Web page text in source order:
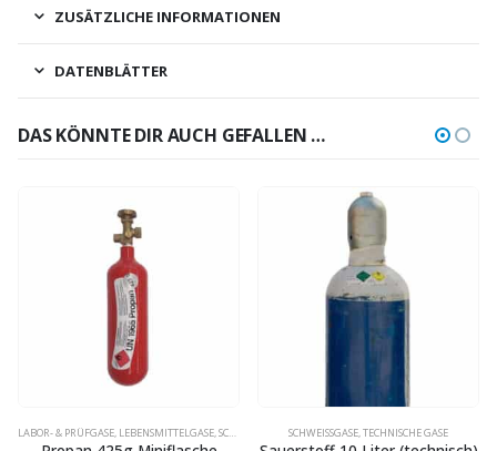
ZUSÄTZLICHE INFORMATIONEN
DATENBLÄTTER
DAS KÖNNTE DIR AUCH GEFALLEN …
LABOR- & PRÜFGASE, LEBENSMITTELGASE,SCHWEISSGASE ,TECHNISCHE GASE
SCHWEISSGASE ,TECHNISCHE GASE